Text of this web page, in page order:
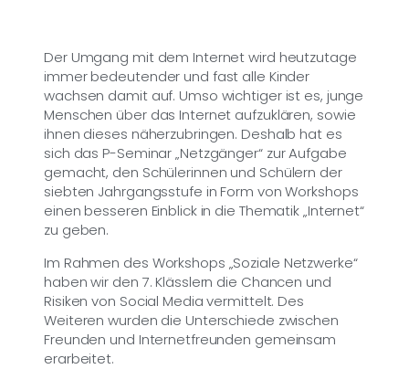
Der Umgang mit dem Internet wird heutzutage
immer bedeutender und fast alle Kinder
wachsen damit auf. Umso wichtiger ist es, junge
Menschen über das Internet aufzuklären, sowie
ihnen dieses näherzubringen. Deshalb hat es
sich das P-Seminar „Netzgänger“ zur Aufgabe
gemacht, den Schülerinnen und Schülern der
siebten Jahrgangsstufe in Form von Workshops
einen besseren Einblick in die Thematik „Internet“
zu geben.
Im Rahmen des Workshops „Soziale Netzwerke“
haben wir den 7. Klässlern die Chancen und
Risiken von Social Media vermittelt. Des
Weiteren wurden die Unterschiede zwischen
Freunden und Internetfreunden gemeinsam
erarbeitet.